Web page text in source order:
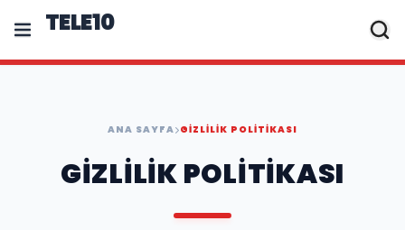
TELE10
ANA SAYFA GIZLILIK POLITIKASI
GIZLILIK POLITIKASI